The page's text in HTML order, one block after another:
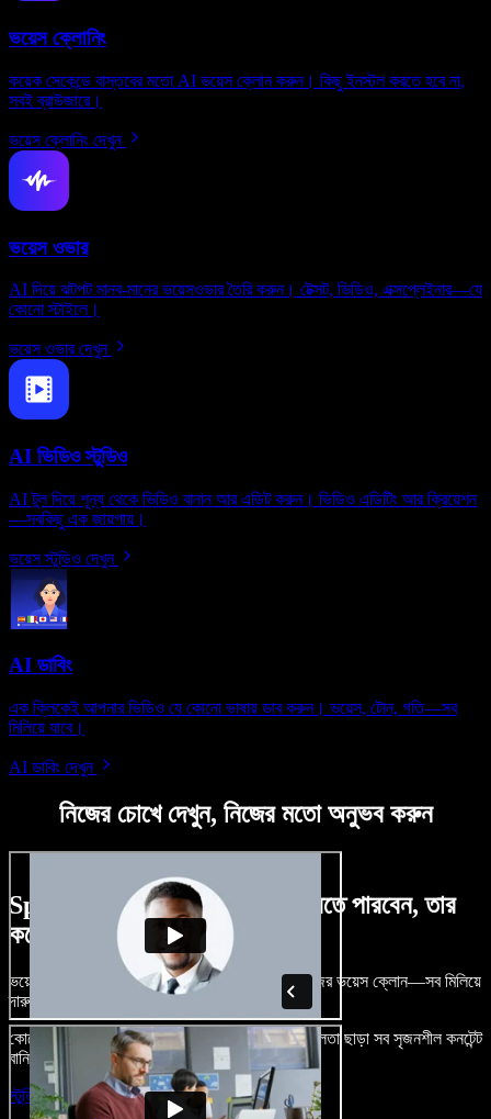
ভয়েস ক্লোনিং
কয়েক সেকেন্ডে বাস্তবের মতো AI ভয়েস ক্লোন করুন। কিছু ইনস্টল করতে হবে না,
সবই ব্রাউজারে।
ভয়েস ক্লোনিং দেখুন
ভয়েস ওভার
AI দিয়ে ঝটপট মানব-মানের ভয়েসওভার তৈরি করুন। টেক্সট, ভিডিও, এক্সপ্লেইনার—যে
কোনো স্টাইলে।
ভয়েস ওভার দেখুন
AI ভিডিও স্টুডিও
AI টুল দিয়ে শূন্য থেকে ভিডিও বানান আর এডিট করুন। ভিডিও এডিটিং আর ক্রিয়েশন
—সবকিছু এক জায়গায়।
ভয়েস স্টুডিও দেখুন
AI ডাবিং
এক ক্লিকেই আপনার ভিডিও যে কোনো ভাষায় ডাব করুন। ভয়েস, টোন, গতি—সব
মিলিয়ে যাবে।
AI ডাবিং দেখুন
নিজের চোখে দেখুন, নিজের মতো অনুভব করুন
Speechify Studio দিয়ে কী কী করতে পারবেন, তার
কয়েকটা উদাহরণ দেখুন
ভয়েসওভার, রয়্যালটি-ফ্রি ছবি, অডিও, ভিডিও যোগ, নিজের ভয়েস ক্লোন—সব মিলিয়ে
দারুণ মনে রাখার মতো অডিও-ভিডিও প্রজেক্ট বানান।
কোনো শেখার ঝামেলা নেই, শুধু ব্রাউজারে খুলুন—আর দুর্বলতা ছাড়া সব সৃজনশীল কনটেন্ট
বানিয়ে ফেলুন।
স্টুডিও চালু করুন